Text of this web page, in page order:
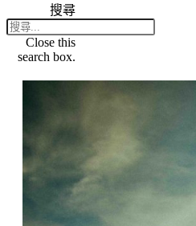
搜尋
Close this
search box.